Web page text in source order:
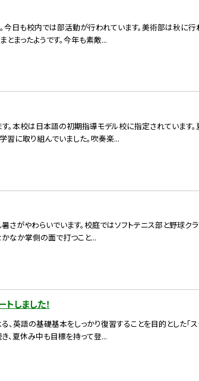
。今日も校内では部活動が行われています。美術部は秋
まったようです。今年も素敵...
す。本校は日本語の初期指導モデル校に指定されていま
に取り組んでいました。吹奏楽...
暑さがやわらいでいます。校庭ではソフトテニス部と野球ク
かなか掌側の面で打つこと...
しました！
英語の基礎基本をしっかり復習することを目的とした「
、夏休み中も目標を持って登...